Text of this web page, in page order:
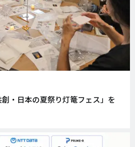
・日本の夏祭り灯篭フェス」を